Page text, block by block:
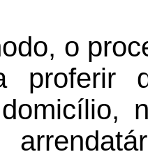
o
proferir